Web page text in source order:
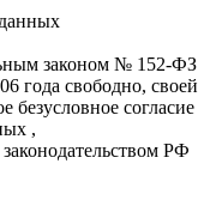
законом № 152-ФЗ
года свободно, своей
безусловное согласие
,
РФ